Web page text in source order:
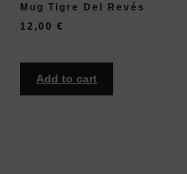
Mug Tigre Del Revés
12,00 €
Add to cart